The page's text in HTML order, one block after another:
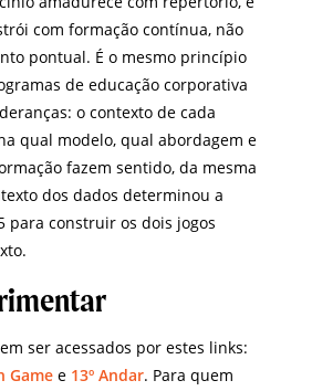
com formação contínua, não
pontual. É o mesmo princípio
de educação corporativa
o contexto de cada
qual modelo, qual abordagem e
fazem sentido, da mesma
dos dados determinou a
para construir os dois jogos
ser acessados por estes links:
Game e 13º Andar. Para quem